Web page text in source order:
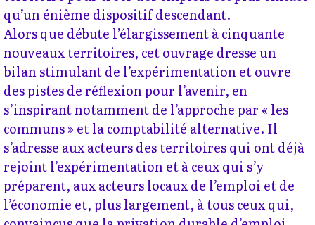
qu’un énième dispositif descendant.
Alors que débute l’élargissement à cinquante
nouveaux territoires, cet ouvrage dresse un
bilan stimulant de l’expérimentation et ouvre
des pistes de réflexion pour l’avenir, en
s’inspirant notamment de l’approche par « les
communs » et la comptabilité alternative. Il
s’adresse aux acteurs des territoires qui ont déjà
rejoint l’expérimentation et à ceux qui s’y
préparent, aux acteurs locaux de l’emploi et de
l’économie et, plus largement, à tous ceux qui,